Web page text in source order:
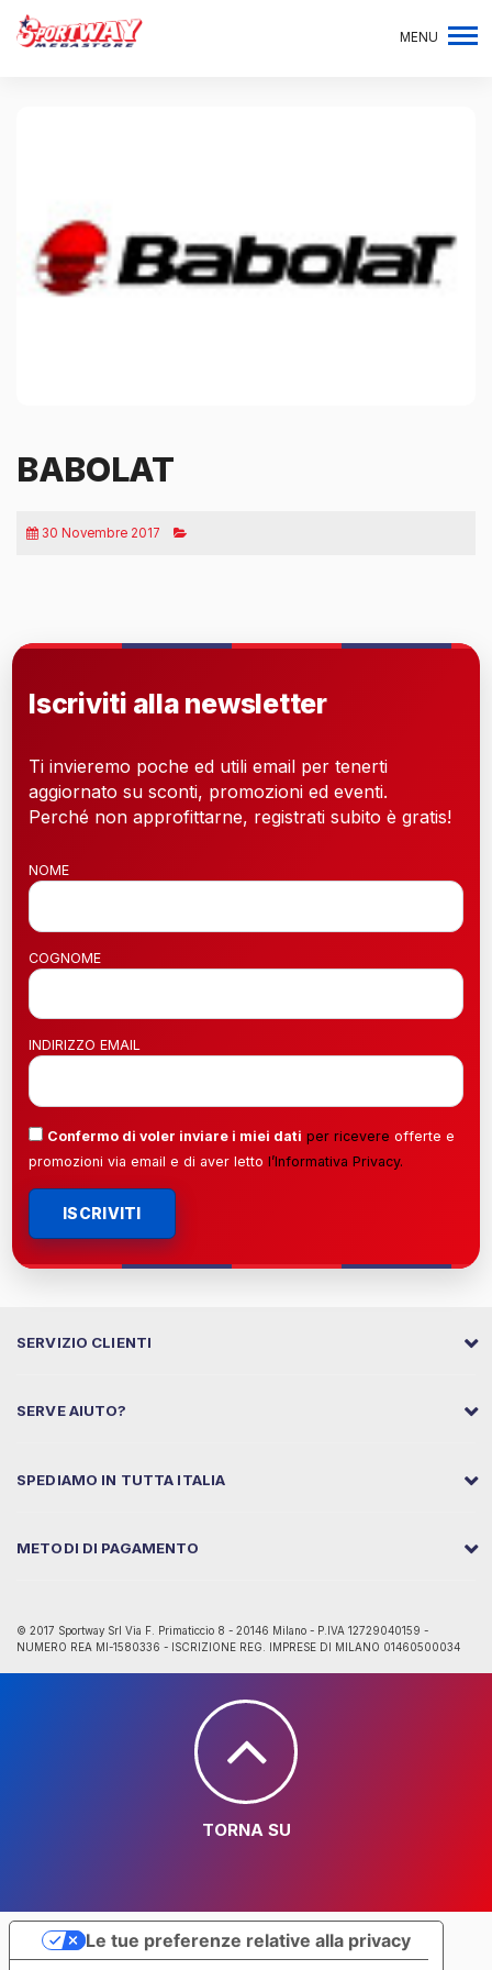
MENU
BABOLAT
30 Novembre 2017
Iscriviti alla newsletter
Ti invieremo poche ed utili email per tenerti
aggiornato su sconti, promozioni ed eventi.
Perché non approfittarne, registrati subito è gratis!
NOME
COGNOME
INDIRIZZO EMAIL
Confermo di voler inviare i miei dati per ricevere offerte e
promozioni via email e di aver letto l’Informativa Privacy.
ISCRIVITI
SERVIZIO CLIENTI
SERVE AIUTO?
SPEDIAMO IN TUTTA ITALIA
METODI DI PAGAMENTO
© 2017 Sportway Srl Via F. Primaticcio 8 - 20146 Milano - P.IVA 12729040159 -
NUMERO REA MI-1580336 - ISCRIZIONE REG. IMPRESE DI MILANO 01460500034
TORNA SU
Le tue preferenze relative alla privacy